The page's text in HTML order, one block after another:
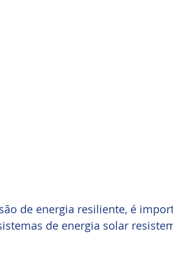
de energia resiliente, é
de energia solar